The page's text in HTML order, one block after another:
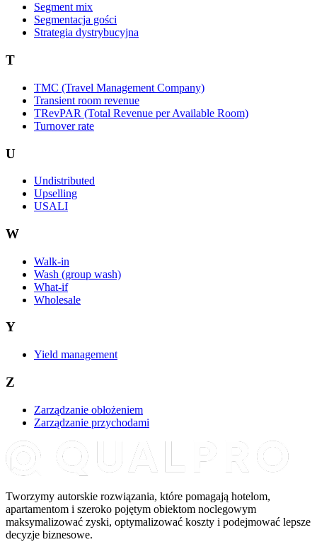
Segment mix
Segmentacja gości
Strategia dystrybucyjna
T
TMC (Travel Management Company)
Transient room revenue
TRevPAR (Total Revenue per Available Room)
Turnover rate
U
Undistributed
Upselling
USALI
W
Walk-in
Wash (group wash)
What-if
Wholesale
Y
Yield management
Z
Zarządzanie obłożeniem
Zarządzanie przychodami
Tworzymy autorskie rozwiązania, które pomagają hotelom,
apartamentom i szeroko pojętym obiektom noclegowym
maksymalizować zyski, optymalizować koszty i podejmować lepsze
decyzje biznesowe.